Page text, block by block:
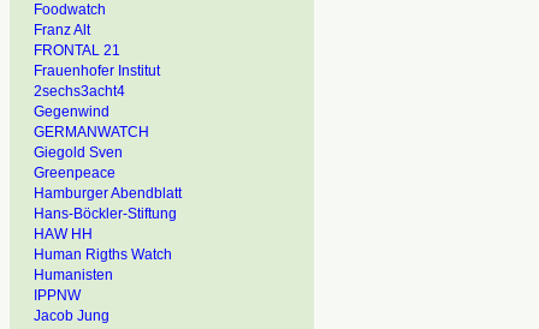
Foodwatch
Franz Alt
FRONTAL 21
Frauenhofer Institut
2sechs3acht4
Gegenwind
GERMANWATCH
Giegold Sven
Greenpeace
Hamburger Abendblatt
Hans-Böckler-Stiftung
HAW HH
Human Rigths Watch
Humanisten
IPPNW
Jacob Jung